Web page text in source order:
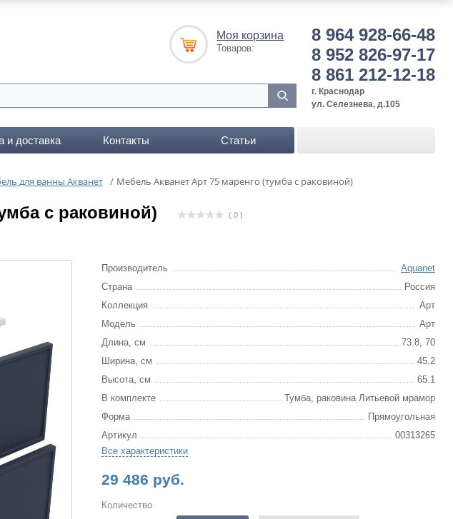
8 964 928-66-48
8 952 826-97-17
8 861 212-12-18
г. Краснодар
ул. Селезнева, д.105
Моя корзина
Товаров:
и доставка Контакты Статьи
для ванны Акванет / Мебель Акванет Арт 75 маренго (тумба с раковиной)
с раковиной) ( 0 )
Производитель
Aquanet
Страна
Россия
Коллекция
Арт
Модель
Арт
Длина, см
73.8, 70
Ширина, см
45.2
Высота, см
65.1
В комплекте
Тумба, раковина Литьевой мрамор
Форма
Прямоугольная
Артикул
00313265
Все характеристики
29 486 руб.
Количество